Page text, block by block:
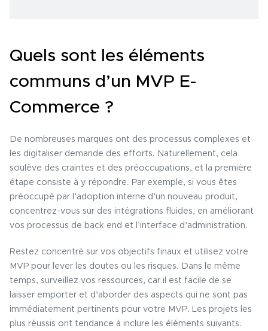
Quels sont les éléments
communs d’un MVP E-
Commerce ?
De nombreuses marques ont des processus complexes et
les digitaliser demande des efforts. Naturellement, cela
soulève des craintes et des préoccupations, et la première
étape consiste à y répondre. Par exemple, si vous êtes
préoccupé par l’adoption interne d’un nouveau produit,
concentrez-vous sur des intégrations fluides, en améliorant
vos processus de back end et l’interface d’administration.
Restez concentré sur vos objectifs finaux et utilisez votre
MVP pour lever les doutes ou les risques. Dans le même
temps, surveillez vos ressources, car il est facile de se
laisser emporter et d’aborder des aspects qui ne sont pas
immédiatement pertinents pour votre MVP. Les projets les
plus réussis ont tendance à inclure les éléments suivants.